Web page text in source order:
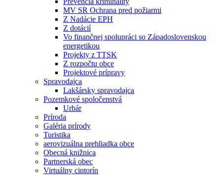
MV SR Ochrana pred požiarmi
Z Nadácie EPH
Z dotácií
Vo finančnej spolupráci so Západoslovenskou
energetikou
Projekty z TTSK
Z rozpočtu obce
Projektové prípravy
Spravodajca
Lakšársky spravodajca
Pozemkové spoločenstvá
Urbár
Príroda
Galéria prírody
Turistika
aerovizuálna prehliadka obce
Obecná knižnica
Partnerská obec
Virtuálny cintorín